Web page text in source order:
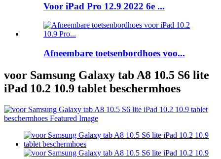
Voor iPad Pro 12.9 2022 6e ...
Afneembare toetsenbordhoes voo...
voor Samsung Galaxy tab A8 10.5 S6 lite
iPad 10.2 10.9 tablet beschermhoes